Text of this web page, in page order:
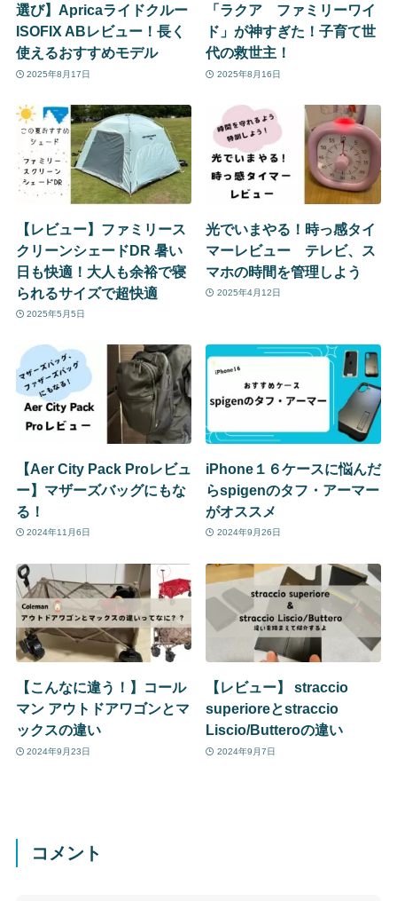
選び】Apricaライドクルー
ISOFIX ABレビュー！長く
使えるおすすめモデル
2025年8月17日
「ラクア ファミリーワイ
ド」が神すぎた！子育て世
代の救世主！
2025年8月16日
【レビュー】ファミリース
クリーンシェードDR 暑い
日も快適！大人も余裕で寝
られるサイズで超快適
2025年5月5日
光でいまやる！時っ感タイ
マーレビュー テレビ、ス
マホの時間を管理しよう
2025年4月12日
【Aer City Pack Proレビュ
ー】マザーズバッグにもな
る！
2024年11月6日
iPhone１６ケースに悩んだ
らspigenのタフ・アーマー
がオススメ
2024年9月26日
【こんなに違う！】コール
マン アウトドアワゴンとマ
ックスの違い
2024年9月23日
【レビュー】 straccio
superioreとstraccio
Liscio/Butteroの違い
2024年9月7日
コメント